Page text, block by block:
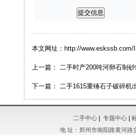
本文网址：http://www.eskssb.com/
上一篇： 二手时产200吨河卵石制
下一篇： 二手1615重锤石子破碎机
二手中心 专题中心
地 址：郑州市南阳路黄河路